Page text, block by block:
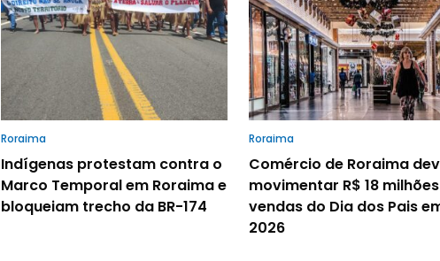
Roraima
Indígenas protestam contra o
Marco Temporal em Roraima e
bloqueiam trecho da BR-174
Roraima
Comércio de Roraima
movimentar R$ 18
vendas do Dia dos Pais
2026